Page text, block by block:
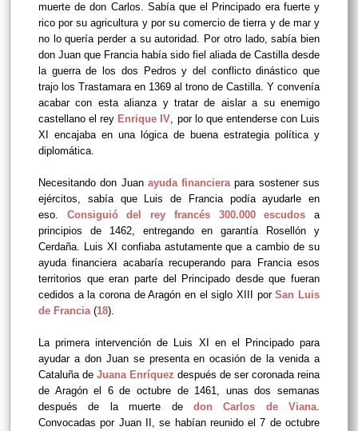
muerte de don Carlos. Sabía que el Principado era fuerte y
rico por su agricultura y por su comercio de tierra y de mar y
no lo quería perder a su autoridad. Por otro lado, sabía bien
don Juan que Francia había sido fiel aliada de Castilla desde
la guerra de los dos Pedros y del conflicto dinástico que
trajo los Trastamara en 1369 al trono de Castilla. Y convenía
acabar con esta alianza y tratar de aislar a su enemigo
castellano el rey Enrique IV, por lo que entenderse con Luis
XI encajaba en una lógica de buena estrategia política y
diplomática.
Necesitando don Juan ayuda financiera para sostener sus
ejércitos, sabía que Luis de Francia podía ayudarle en
eso. Consiguió del rey francés 300.000 escudos a
principios de 1462, entregando en garantía Rosellón y
Cerdaña. Luis XI confiaba astutamente que a cambio de su
ayuda financiera acabaría recuperando para Francia esos
territorios que eran parte del Principado desde que fueran
cedidos a la corona de Aragón en el siglo XIII porSan Luis
de Francia (18).
La primera intervención de Luis XI en el Principado para
ayudar a don Juan se presenta en ocasión de la venida a
Cataluña de Juana Enríquez después de ser coronada reina
de Aragón el 6 de octubre de 1461, unas dos semanas
después de la muerte de don Carlos de Viana.
Convocadas por Juan II, se habían reunido el 7 de octubre